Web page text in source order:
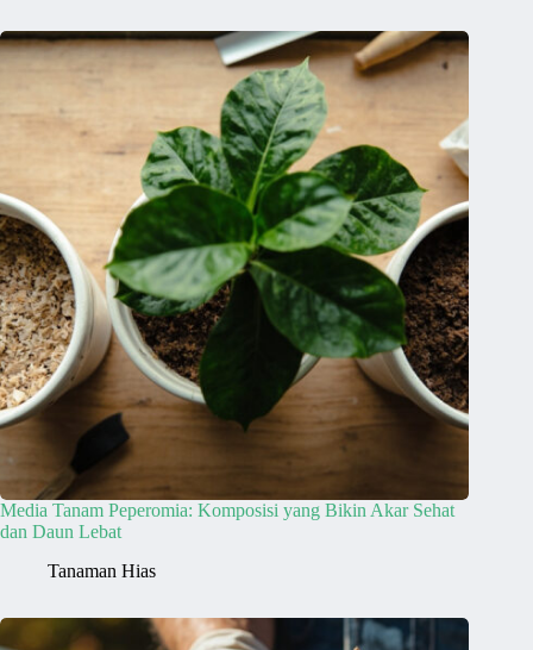
Media Tanam Peperomia: Komposisi yang Bikin Akar Sehat
dan Daun Lebat
Tanaman Hias